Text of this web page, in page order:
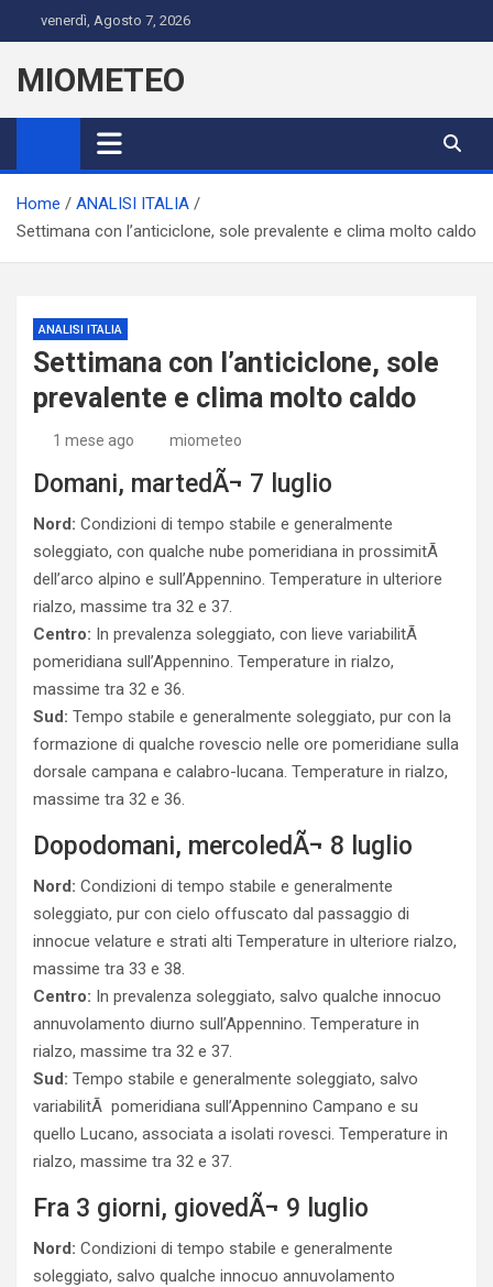
to
content
venerdì, Agosto 7, 2026
MIOMETEO
Home
ANALISI ITALIA
Settimana con l’anticiclone, sole prevalente e clima molto caldo
ANALISI ITALIA
Settimana con l’anticiclone, sole
prevalente e clima molto caldo
1 mese ago miometeo
Domani, martedÃ¬ 7 luglio
Nord: Condizioni di tempo stabile e generalmente
soleggiato, con qualche nube pomeridiana in prossimitÃ
dell’arco alpino e sull’Appennino. Temperature in ulteriore
rialzo, massime tra 32 e 37.
Centro: In prevalenza soleggiato, con lieve variabilitÃ
pomeridiana sull’Appennino. Temperature in rialzo,
massime tra 32 e 36.
Sud: Tempo stabile e generalmente soleggiato, pur con la
formazione di qualche rovescio nelle ore pomeridiane sulla
dorsale campana e calabro-lucana. Temperature in rialzo,
massime tra 32 e 36.
Dopodomani, mercoledÃ¬ 8 luglio
Nord: Condizioni di tempo stabile e generalmente
soleggiato, pur con cielo offuscato dal passaggio di
innocue velature e strati alti Temperature in ulteriore rialzo,
massime tra 33 e 38.
Centro: In prevalenza soleggiato, salvo qualche innocuo
annuvolamento diurno sull’Appennino. Temperature in
rialzo, massime tra 32 e 37.
Sud: Tempo stabile e generalmente soleggiato, salvo
variabilitÃ pomeridiana sull’Appennino Campano e su
quello Lucano, associata a isolati rovesci. Temperature in
rialzo, massime tra 32 e 37.
Fra 3 giorni, giovedÃ¬ 9 luglio
Nord: Condizioni di tempo stabile e generalmente
soleggiato, salvo qualche innocuo annuvolamento